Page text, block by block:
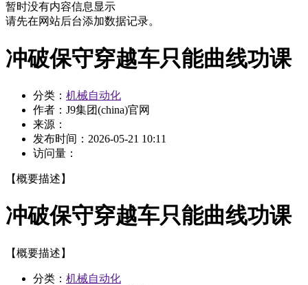
暂时没有内容信息显示
请先在网站后台添加数据记录。
冲破保守穿越车只能曲线功课
分类： 机械自动化
作者：J9集团(china)官网
来源：
发布时间： 2026-05-21 10:11
访问量：
【概要描述】
冲破保守穿越车只能曲线功课
【概要描述】
分类： 机械自动化